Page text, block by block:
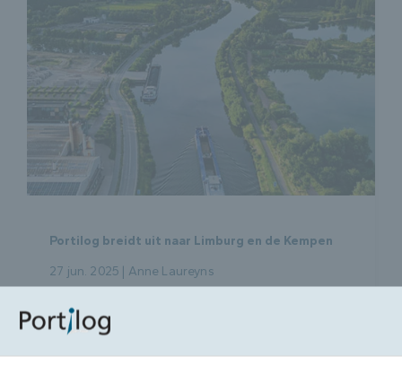
Portilog breidt uit naar Limburg en de Kempen
27 jun. 2025 | Anne Laureyns
Transport en logistiek
Meer dan 65 logistieke opleidingen vanaf